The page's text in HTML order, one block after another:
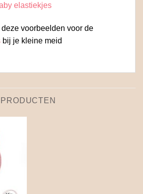
elastiekjes
voorbeelden voor de
bij je kleine meid